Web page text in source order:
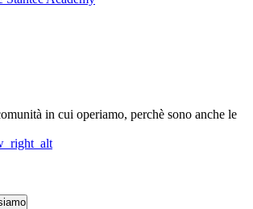
in cui operiamo, perchè sono anche le